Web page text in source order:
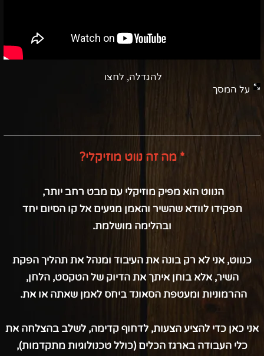
להגדלה, לחצו
על המסך
* מה זה נווט מוזיקלי?
הנווט הוא מפיק מוזיקלי עם מבט רחב יותר,
תפקידו לוודא שהשיר והאמן מגיעים אל קו הסיום יחד
ובהלימה מושלמת.
כנווט, אני לא רק בונה את העיבוד ומנהל את תהליך הפקת
השיר, אלא בוחן איתך את הדיוק של הטקסט, הלחן,
ההרמוניות ומעטפת הסאונד ביחס לאמן שאתה או את.
אני כאן כדי להציע הצעות, לדחוף קדימה, לשלב בהצלחה את
כלי העבודה בארגז הכלים (כולל טכנולוגיות מתקדמות),